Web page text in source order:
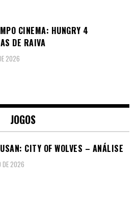
CINEMA: HUNGRY 4
DE RAIVA
2026
JOGOS
CITY OF WOLVES – ANÁLISE
DE 2026